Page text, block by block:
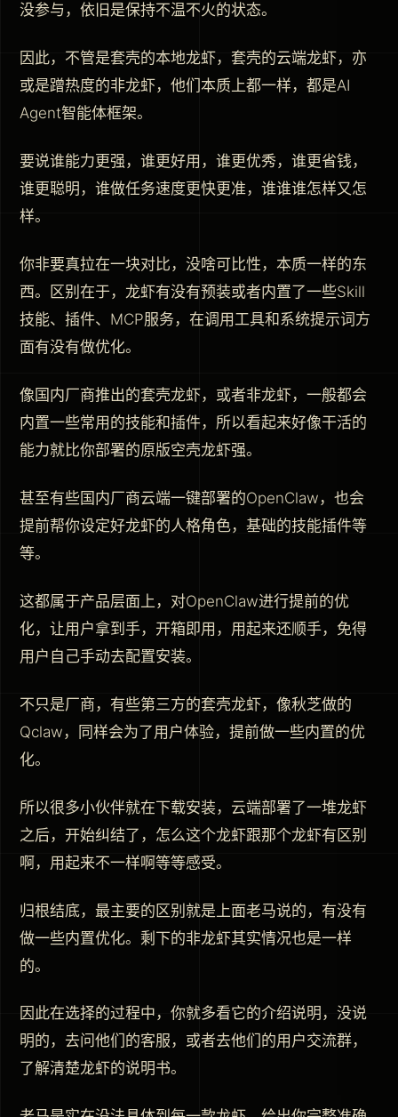
没参与，依旧是保持不温不火的状态。
因此，不管是套壳的本地龙虾，套壳的云端龙虾，亦
或是蹭热度的非龙虾，他们本质上都一样，都是AI
Agent智能体框架。
要说谁能力更强，谁更好用，谁更优秀，谁更省钱，
谁更聪明，谁做任务速度更快更准，谁谁谁怎样又怎
样。
你非要真拉在一块对比，没啥可比性，本质一样的东
西。区别在于，龙虾有没有预装或者内置了一些Skill
技能、插件、MCP服务，在调用工具和系统提示词方
面有没有做优化。
像国内厂商推出的套壳龙虾，或者非龙虾，一般都会
内置一些常用的技能和插件，所以看起来好像干活的
能力就比你部署的原版空壳龙虾强。
甚至有些国内厂商云端一键部署的OpenClaw，也会
提前帮你设定好龙虾的人格角色，基础的技能插件等
等。
这都属于产品层面上，对OpenClaw进行提前的优
化，让用户拿到手，开箱即用，用起来还顺手，免得
用户自己手动去配置安装。
不只是厂商，有些第三方的套壳龙虾，像秋芝做的
Qclaw，同样会为了用户体验，提前做一些内置的优
化。
所以很多小伙伴就在下载安装，云端部署了一堆龙虾
之后，开始纠结了，怎么这个龙虾跟那个龙虾有区别
啊，用起来不一样啊等等感受。
归根结底，最主要的区别就是上面老马说的，有没有
做一些内置优化。剩下的非龙虾其实情况也是一样
的。
因此在选择的过程中，你就多看它的介绍说明，没说
明的，去问他们的客服，或者去他们的用户交流群，
了解清楚龙虾的说明书。